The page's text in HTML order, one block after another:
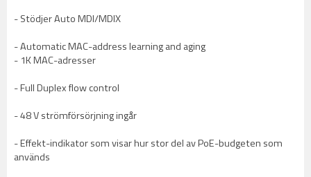
- Stödjer Auto MDI/MDIX
- Automatic MAC-address learning and aging
- 1K MAC-adresser
- Full Duplex flow control
- 48 V strömförsörjning ingår
- Effekt-indikator som visar hur stor del av PoE-budgeten som
används